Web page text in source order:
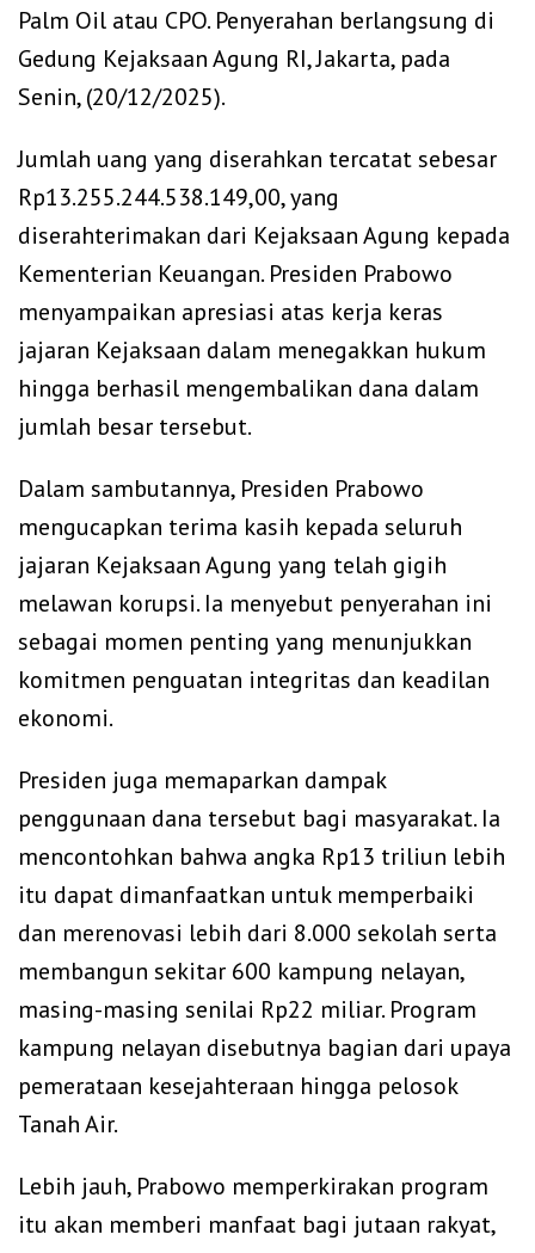
Palm Oil atau CPO. Penyerahan berlangsung di
Gedung Kejaksaan Agung RI, Jakarta, pada
Senin, (20/12/2025).
Jumlah uang yang diserahkan tercatat sebesar
Rp13.255.244.538.149,00, yang
diserahterimakan dari Kejaksaan Agung kepada
Kementerian Keuangan. Presiden Prabowo
menyampaikan apresiasi atas kerja keras
jajaran Kejaksaan dalam menegakkan hukum
hingga berhasil mengembalikan dana dalam
jumlah besar tersebut.
Dalam sambutannya, Presiden Prabowo
mengucapkan terima kasih kepada seluruh
jajaran Kejaksaan Agung yang telah gigih
melawan korupsi. Ia menyebut penyerahan ini
sebagai momen penting yang menunjukkan
komitmen penguatan integritas dan keadilan
ekonomi.
Presiden juga memaparkan dampak
penggunaan dana tersebut bagi masyarakat. Ia
mencontohkan bahwa angka Rp13 triliun lebih
itu dapat dimanfaatkan untuk memperbaiki
dan merenovasi lebih dari 8.000 sekolah serta
membangun sekitar 600 kampung nelayan,
masing-masing senilai Rp22 miliar. Program
kampung nelayan disebutnya bagian dari upaya
pemerataan kesejahteraan hingga pelosok
Tanah Air.
Lebih jauh, Prabowo memperkirakan program
itu akan memberi manfaat bagi jutaan rakyat,